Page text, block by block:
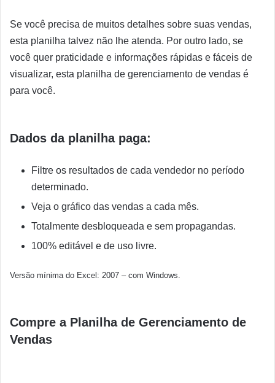
Se você precisa de muitos detalhes sobre suas vendas,
esta planilha talvez não lhe atenda. Por outro lado, se
você quer praticidade e informações rápidas e fáceis de
visualizar, esta planilha de gerenciamento de vendas é
para você.
Dados da planilha paga:
Filtre os resultados de cada vendedor no período
determinado.
Veja o gráfico das vendas a cada mês.
Totalmente desbloqueada e sem propagandas.
100% editável e de uso livre.
Versão mínima do Excel: 2007 – com Windows.
Compre a Planilha de Gerenciamento de
Vendas